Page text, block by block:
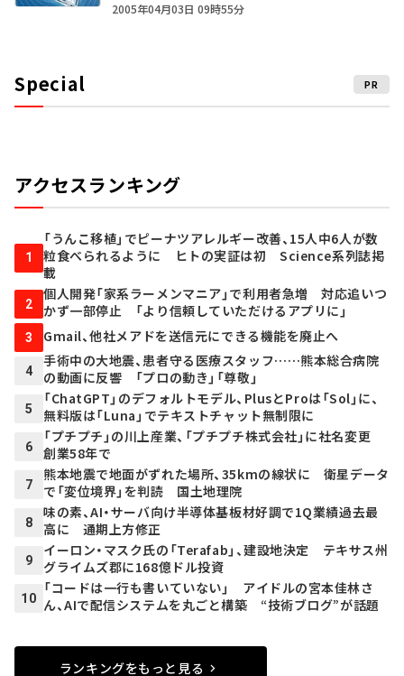
2005年04月03日 09時55分
Special PR
アクセスランキング
1
「うんこ移植」でピーナツアレルギー改善、15人中6人が数
粒食べられるように ヒトの実証は初 Science系列誌掲
載
2
個人開発「家系ラーメンマニア」で利用者急増 対応追いつ
かず一部停止 「より信頼していただけるアプリに」
3 Gmail、他社メアドを送信元にできる機能を廃止へ
4
手術中の大地震、患者守る医療スタッフ……熊本総合病院
の動画に反響 「プロの動き」「尊敬」
5
「ChatGPT」のデフォルトモデル、PlusとProは「Sol」に、
無料版は「Luna」でテキストチャット無制限に
6
「プチプチ」の川上産業、「プチプチ株式会社」に社名変更
創業58年で
7
熊本地震で地面がずれた場所、35kmの線状に 衛星データ
で「変位境界」を判読 国土地理院
8
味の素、AI・サーバ向け半導体基板材好調で1Q業績過去最
高に 通期上方修正
9
イーロン・マスク氏の「Terafab」、建設地決定 テキサス州
グライムズ郡に168億ドル投資
10
「コードは一行も書いていない」 アイドルの宮本佳林さ
ん、AIで配信システムを丸ごと構築 “技術ブログ”が話題
ランキングをもっと見る